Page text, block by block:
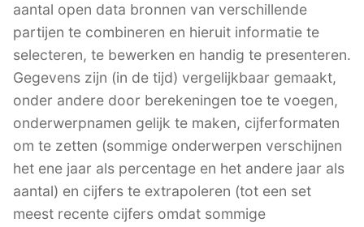
aantal open data bronnen van verschillende
partijen te combineren en hieruit informatie te
selecteren, te bewerken en handig te presenteren.
Gegevens zijn (in de tijd) vergelijkbaar gemaakt,
onder andere door berekeningen toe te voegen,
onderwerpnamen gelijk te maken, cijferformaten
om te zetten (sommige onderwerpen verschijnen
het ene jaar als percentage en het andere jaar als
aantal) en cijfers te extrapoleren (tot een set
meest recente cijfers omdat sommige